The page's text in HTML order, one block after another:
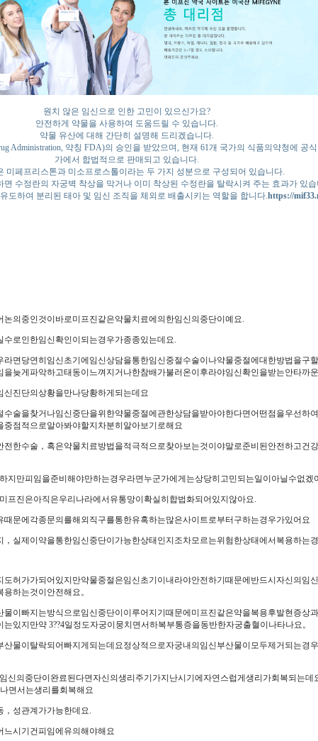
원치 않은 임신으로 인한 고민이 있으신가요?
안전하게 약물을 사용하여 도움드릴 수 있습니다.
약물 유산에 대해 간단히 설명해 드리겠습니다.
Administration, 약칭 FDA)의 승인을 받았으며, 현재 61개 국가의 식품의약청에 공
가에서 합법적으로 판매되고 있습니다.
미페프리스톤과 미소프로스톨이라는 두 가지 성분으로 구성되어 있습니다.
면 수정란의 자궁벽 착상을 막거나 이미 착상된 수정란을 탈락시켜 주는 효과가 있습
도하여 분리된 태아 및 임신 조직을 체외로 배출시키는 역할을 합니다.https://
의중인것이바로미프진같은약물치료에의한임신의중단이예요.
로인한임신확인이되는경우가종종있는데요.
면당연히임신초기에임신상담을통한임신중절수술이나약물중절에대한방법을구
늦게파악하고태동이느껴지거나한참배가불러온이후라야임신확인을받는안타까
진단의상황을만나당황하게되는데요
술을찾거나임신중단을위한약물중절에관한상담을받아야한다면어떤점을우선하
점적으로알아봐야할지차분히알아보기로해요
한수술，혹은약물치료방법을적극적으로찾아보는것이야말로준비된안전하고건
지만피임을준비해야만하는경우라면누군가에게는상당히고민되는일이아닐수없겠
프진은아직은우리나라에서유통망이확실히합법화되어있지않아요.
문에각종문의를해외직구를통한유혹하는많은사이트로부터구하는경우가있어요
실제이약을통한임신중단이가능한상태인지조차모르는위험한상태에서복용하는
허가가되어있지만약물중절은임신초기이내라야안전하기때문에반드시자신의임
하는것이안전해요。
이빠지는방식으로임신중단이이루어지기때문에미프진같은약을복용후발현증상
있지만약 3??4일정도자궁이뭉치면서하복부통증을동반한자궁출혈이나타나요。
물이탈락되어빠지게되는데요정상적으로자궁내의임신부산물이모두제거되는경
신의중단이완료된다면자신의생리주기가지난시기에자연스럽게생리가회복되는데
면서는생리를회복해요
，성관계가가능한데요.
시기건피임에유의해야해요